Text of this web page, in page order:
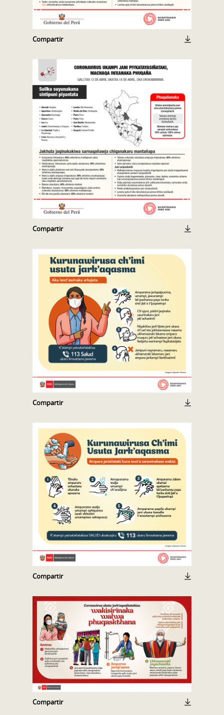
Compartir
Compartir
Compartir
Compartir
Compartir